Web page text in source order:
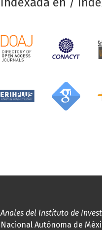
Anales del Instituto de
Nacional Autónoma de